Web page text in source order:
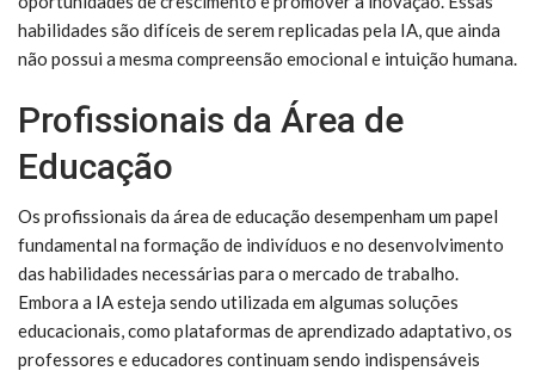
habilidades são difíceis de serem replicadas pela IA, que ainda
não possui a mesma compreensão emocional e intuição humana.
Profissionais da Área de
Educação
Os profissionais da área de educação desempenham um papel
fundamental na formação de indivíduos e no desenvolvimento
das habilidades necessárias para o mercado de trabalho.
Embora a IA esteja sendo utilizada em algumas soluções
educacionais, como plataformas de aprendizado adaptativo, os
professores e educadores continuam sendo indispensáveis